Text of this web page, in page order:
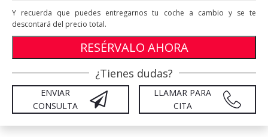
Y recuerda que puedes entregarnos tu coche a cambio y se te
descontará del precio total.
RESÉRVALO AHORA
¿Tienes dudas?
ENVIAR
CONSULTA
LLAMAR PARA
CITA